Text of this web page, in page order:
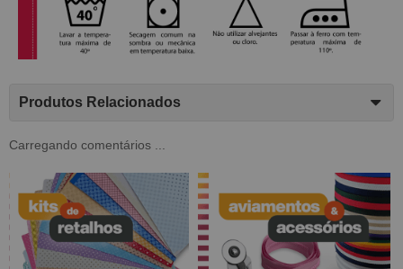
Produtos Relacionados
Carregando comentários ...